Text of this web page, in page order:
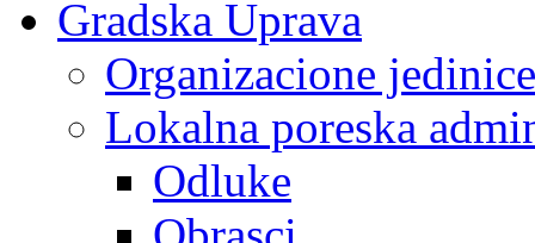
Gradska Uprava
Organizacione jedinice
Lokalna poreska
Odluke